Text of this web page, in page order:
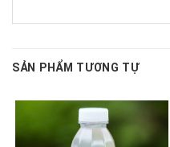
SẢN PHẨM TƯƠNG TỰ